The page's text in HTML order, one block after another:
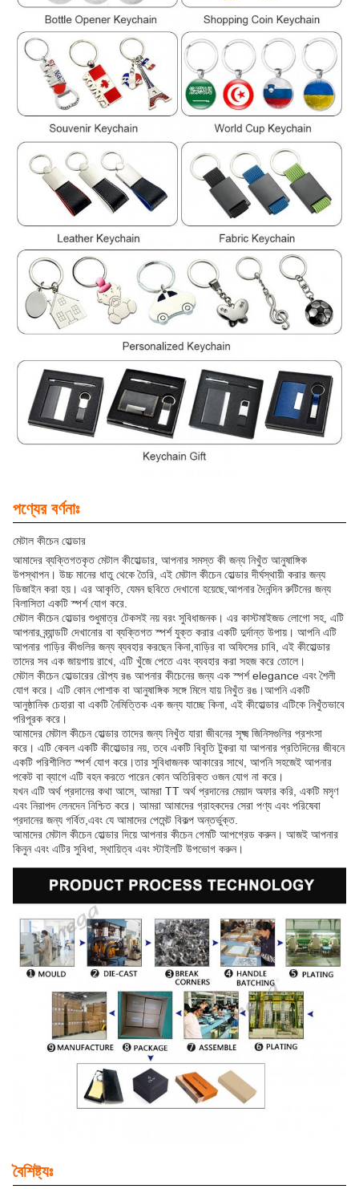
পণ্যের বর্ণনাঃ
মেটাল কীচেন হোল্ডার
আমাদের ব্যক্তিগতকৃত মেটাল কীহোল্ডার, আপনার সমস্ত কী জন্য নিখুঁত আনুষাঙ্গিক
উপস্থাপন। উচ্চ মানের ধাতু থেকে তৈরি, এই মেটাল কীচেন হোল্ডার দীর্ঘস্থায়ী করার জন্য
ডিজাইন করা হয়। এর আকৃতি, যেমন ছবিতে দেখানো হয়েছে,আপনার দৈনন্দিন রুটিনের জন্য
বিলাসিতা একটি স্পর্শ যোগ করে.
মেটাল কীচেন হোল্ডার শুধুমাত্র টেকসই নয় বরং সুবিধাজনক। এর কাস্টমাইজড লোগো সহ, এটি
আপনার ব্র্যান্ডটি দেখানোর বা ব্যক্তিগত স্পর্শ যুক্ত করার একটি দুর্দান্ত উপায়। আপনি এটি
আপনার গাড়ির কীগুলির জন্য ব্যবহার করছেন কিনা,বাড়ির বা অফিসের চাবি, এই কীহোল্ডার
তাদের সব এক জায়গায় রাখে, এটি খুঁজে পেতে এবং ব্যবহার করা সহজ করে তোলে।
মেটাল কীচেন হোল্ডারের রৌপ্য রঙ আপনার কীচেনের জন্য এক স্পর্শ elegance এবং শৈলী
যোগ করে। এটি কোন পোশাক বা আনুষাঙ্গিক সঙ্গে মিলে যায় নিখুঁত রঙ।আপনি একটি
আনুষ্ঠানিক চেহারা বা একটি নৈমিত্তিক এক জন্য যাচ্ছে কিনা, এই কীহোল্ডার এটিকে নিখুঁতভাবে
পরিপূরক করে।
আমাদের মেটাল কীচেন হোল্ডার তাদের জন্য নিখুঁত যারা জীবনের সূক্ষ্ম জিনিসগুলির প্রশংসা
করে। এটি কেবল একটি কীহোল্ডার নয়, তবে একটি বিবৃতি টুকরা যা আপনার প্রতিদিনের জীবনে
একটি পরিশীলিত স্পর্শ যোগ করে।তার সুবিধাজনক আকারের সাথে, আপনি সহজেই আপনার
পকেট বা ব্যাগে এটি বহন করতে পারেন কোন অতিরিক্ত ওজন যোগ না করে।
যখন এটি অর্থ প্রদানের কথা আসে, আমরা TT অর্থ প্রদানের মেয়াদ অফার করি, একটি মসৃণ
এবং নিরাপদ লেনদেন নিশ্চিত করে। আমরা আমাদের গ্রাহকদের সেরা পণ্য এবং পরিষেবা
প্রদানের জন্য গর্বিত,এবং যে আমাদের পেমেন্ট বিকল্প অন্তর্ভুক্ত.
আমাদের মেটাল কীচেন হোল্ডার দিয়ে আপনার কীচেন গেমটি আপগ্রেড করুন। আজই আপনার
কিনুন এবং এটির সুবিধা, স্থায়িত্ব এবং স্টাইলটি উপভোগ করুন।
বৈশিষ্ট্যঃ